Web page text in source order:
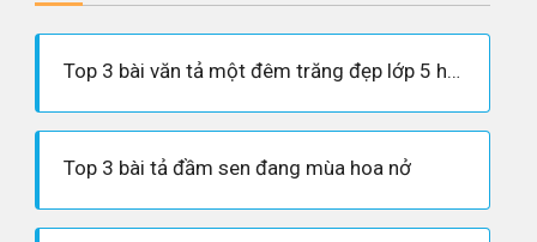
Top 3 bài văn tả một đêm trăng đẹp lớp 5 hay nhất
Top 3 bài tả đầm sen đang mùa hoa nở